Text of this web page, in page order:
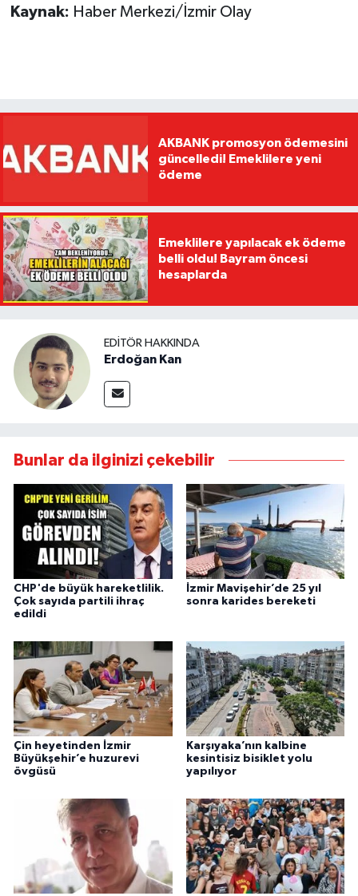
Kaynak: Haber Merkezi/İzmir Olay
AKBANK promosyon ödemesini
güncelledi! Emeklilere yeni
ödeme
Emeklilere yapılacak ek ödeme
belli oldu! Bayram öncesi
hesaplarda
EDITÖR HAKKINDA
Erdoğan Kan
Bunlar da ilginizi çekebilir
CHP'de büyük hareketlilik.
Çok sayıda partili ihraç
edildi
İzmir Mavişehir’de 25 yıl
sonra karides bereketi
Çin heyetinden İzmir
Büyükşehir’e huzurevi
övgüsü
Karşıyaka’nın kalbine
kesintisiz bisiklet yolu
yapılıyor